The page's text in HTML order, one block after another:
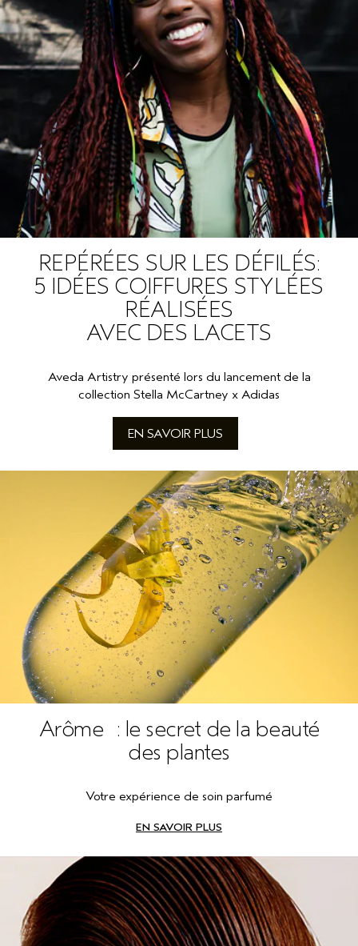
REPÉRÉES SUR LES DÉFILÉS:
5 IDÉES COIFFURES STYLÉES
RÉALISÉES
AVEC DES LACETS
Aveda Artistry présenté lors du lancement de la
collection Stella McCartney x Adidas
EN SAVOIR PLUS
Arôme : le secret de la beauté
des plantes
Votre expérience de soin parfumé
EN SAVOIR PLUS